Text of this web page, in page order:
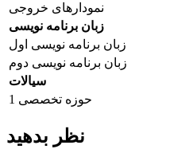
نمودارهای خروجی
زبان برنامه نویسی
زبان برنامه نویسی اول
زبان برنامه نویسی دوم
سیالات
حوزه تخصصی 1
نظر بدهید